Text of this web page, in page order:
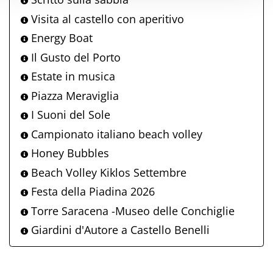
Visita al castello con aperitivo
Energy Boat
Il Gusto del Porto
Estate in musica
Piazza Meraviglia
I Suoni del Sole
Campionato italiano beach volley
Honey Bubbles
Beach Volley Kiklos Settembre
Festa della Piadina 2026
Torre Saracena -Museo delle Conchiglie
Giardini d'Autore a Castello Benelli